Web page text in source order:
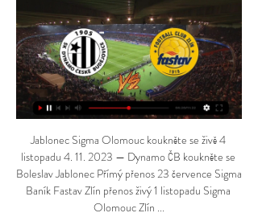
Jablonec Sigma Olomouc koukněte se živě 4
listopadu 4. 11. 2023 — Dynamo ČB koukněte se
Boleslav Jablonec Přímý přenos 23 července Sigma
Baník Fastav Zlín přenos živý 1 listopadu Sigma
Olomouc Zlín ...